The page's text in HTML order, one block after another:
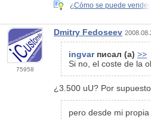
¿Cómo se puede vender
75958
Dmitry Fedoseev
ingvarписал (а) >>
Si no, el coste de la
¿3.500 uU? Por supuesto
pero desde mi